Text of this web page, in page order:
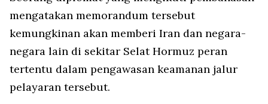
mengatakan memorandum tersebut
kemungkinan akan memberi Iran dan negara-
negara lain di sekitar Selat Hormuz peran
tertentu dalam pengawasan keamanan jalur
pelayaran tersebut.